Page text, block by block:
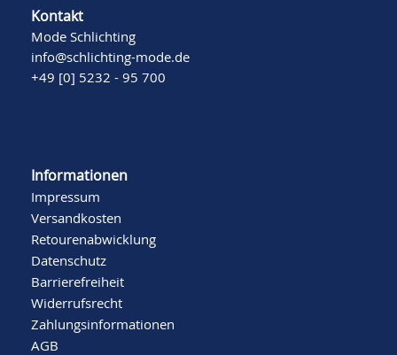
Kontakt
Mode Schlichting
info@schlichting-mode.de
+49 [0] 5232 - 95 700
Informationen
Impressum
Versandkosten
Retourenabwicklung
Datenschutz
Barrierefreiheit
Widerrufsrecht
Zahlungsinformationen
AGB